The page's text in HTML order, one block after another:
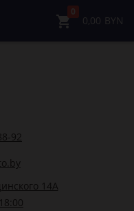
0
0,00 BYN
92
14А